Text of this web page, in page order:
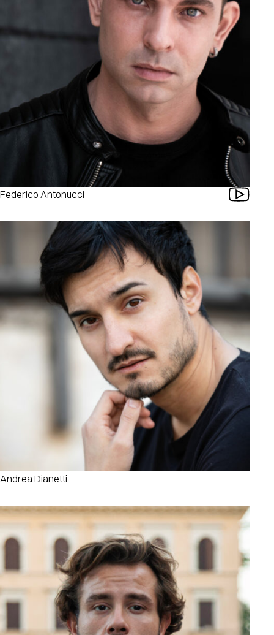
Federico Antonucci
Andrea Dianetti